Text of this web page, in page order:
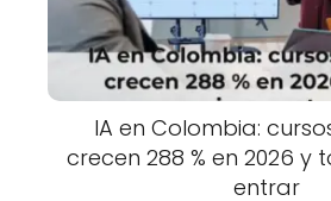
IA en Colombia:
crecen 288 % en 2026 y
entrar